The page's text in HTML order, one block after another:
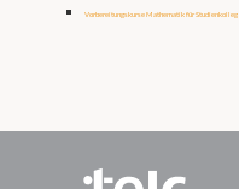
Vorbereitungskurse Mathematik für Studienkolleg